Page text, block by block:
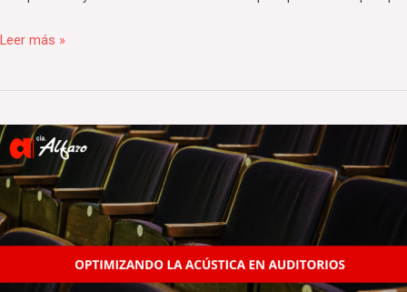
Leer más »
Optimizando
Acústica
en
Auditorios:
Lograr